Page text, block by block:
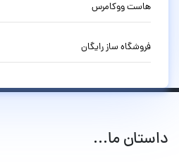
هاست ووکامرس
فروشگاه ساز رایگان
داستان ما...